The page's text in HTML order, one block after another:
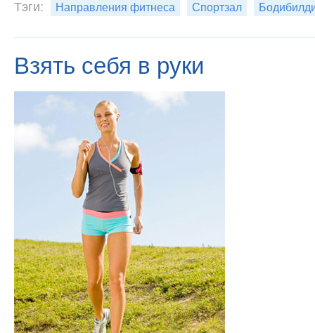
Тэги: Направления фитнеса Спортзал
Взять себя в руки